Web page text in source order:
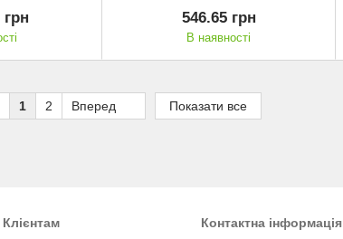
грн 546.65 грн
В наявності
1 2 Вперед Показати все
Клієнтам Контактна інформація